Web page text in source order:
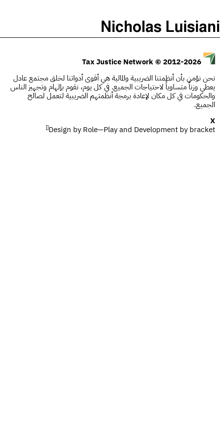
Justicia Impositiva
É Da Sua Conta
Impôts et Justice Sociale
Unequal India Decoded
الحلقات (0)
المصطلحات
يبحث
Nicholas Luisiani
© 2012-2026
نحن نؤمن بأن أنظمتنا الضريبية والمالية هي أقوى أدواتنا لخلق مجتمع عادل
يعطي وزناً متساوياً لاحتياجات الجميع. في كل يوم، نقوم بإلهام وتجهيز الناس
والحكومات في كل مكان لإعادة برمجة أنظمتهم الضريبية لتعمل لصالح
الجميع.
X
Design by Role—Playand Development by bracket
[]